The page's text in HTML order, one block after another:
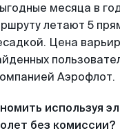
месяца в
летают 5
Цена
Аэрофлот.
используя
без комиссии?